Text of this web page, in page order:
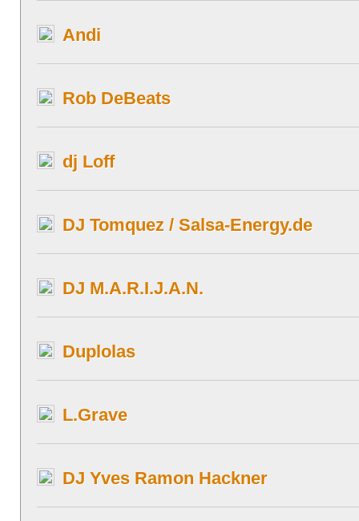
Andi
Rob DeBeats
dj Loff
DJ Tomquez / Salsa-Energy.de
DJ M.A.R.I.J.A.N.
Duplolas
L.Grave
DJ Yves Ramon Hackner